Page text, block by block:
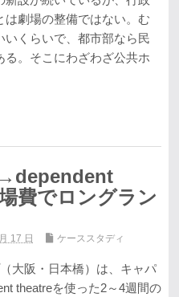
は劇場の整備ではない。む
いくらいで、都市部なら民
る。そこにわざわざ公共ホ
費でロングラン
17 日 ケーススタディ
大阪・日本橋）は、キャパ
theatreを使った2～4週間の